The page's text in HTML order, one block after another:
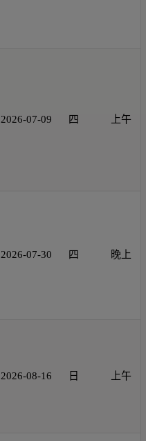
2026-07-09 四 上午
2026-07-30 四 晚上
2026-08-16 日 上午